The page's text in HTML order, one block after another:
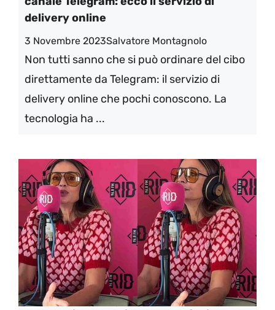
delivery online
3 Novembre 2023Salvatore Montagnolo
Non tutti sanno che si può ordinare del cibo
direttamente da Telegram: il servizio di
delivery online che pochi conoscono. La
tecnologia ha ...